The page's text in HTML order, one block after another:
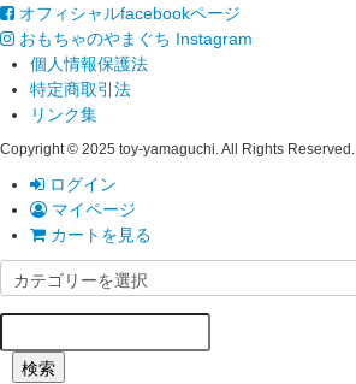
オフィシャルfacebookページ
おもちゃのやまぐち Instagram
個人情報保護法
特定商取引法
リンク集
Copyright © 2025 toy-yamaguchi. All Rights Reserved.
ログイン
マイページ
カートを見る
検索